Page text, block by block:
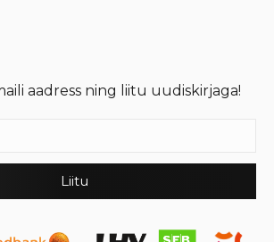
aadress ning liitu uudiskirjaga!